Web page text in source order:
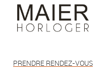
PRENDRE RENDEZ-VOUS